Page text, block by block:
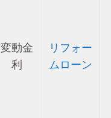
変動金
利
リフォー
ムローン